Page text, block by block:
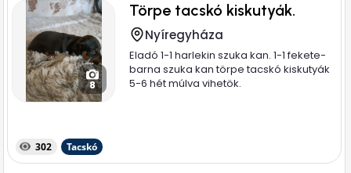
8
Törpe tacskó kiskutyák.
Nyíregyháza
Eladó 1-1 harlekin szuka kan. 1-1 fekete-
barna szuka kan törpe tacskó kiskutyák
5-6 hét múlva vihetök.
302 Tacskó